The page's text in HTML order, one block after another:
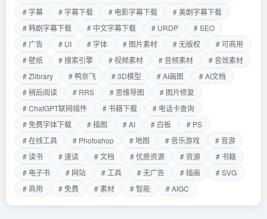
# 字幕
# 字幕下载 # 电影字幕下载
# 美剧字幕下载
# 韩剧字幕下载
# 中文字幕下载 # URDP
# SEO
# 广告
# UI # 字体 # 图片素材 # 无版权
# 可商用
# 壁纸
# 搜索引擎 # 视频素材 # 音频素材
# 音效素材
# Zlibrary
# 鸭奈飞 # 3D模型 # AI画图
# AI文档
# 稍后阅读
# RRS # 思维导图
# 图片修复
# ChatGPT联网插件
# 书籍下载
# 电话卡查询
# 免费字体下载
# 插图 # AI # 白板
# PS
# 在线工具
# Photoshop # 地图 # 音乐游戏
# 音游
# 读书
# 速读 # 文档 # 优质资源 # 资源
# 书籍
# 电子书
# 网站 # 工具 # 无广告 # 插画
# SVG
# 商用
# 免费 # 素材 # 智能 # AIGC